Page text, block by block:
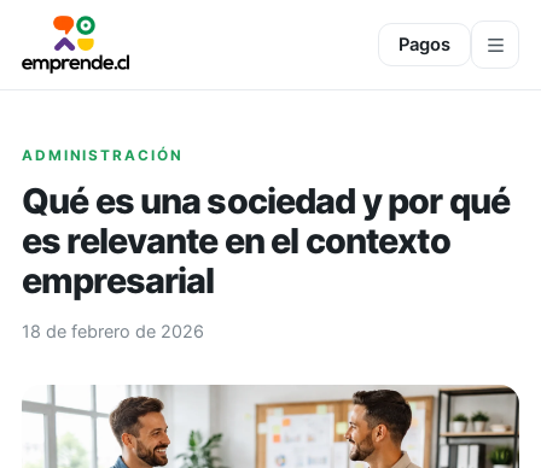
Pagos
ADMINISTRACIÓN
Qué es una sociedad y por qué
es relevante en el contexto
empresarial
18 de febrero de 2026